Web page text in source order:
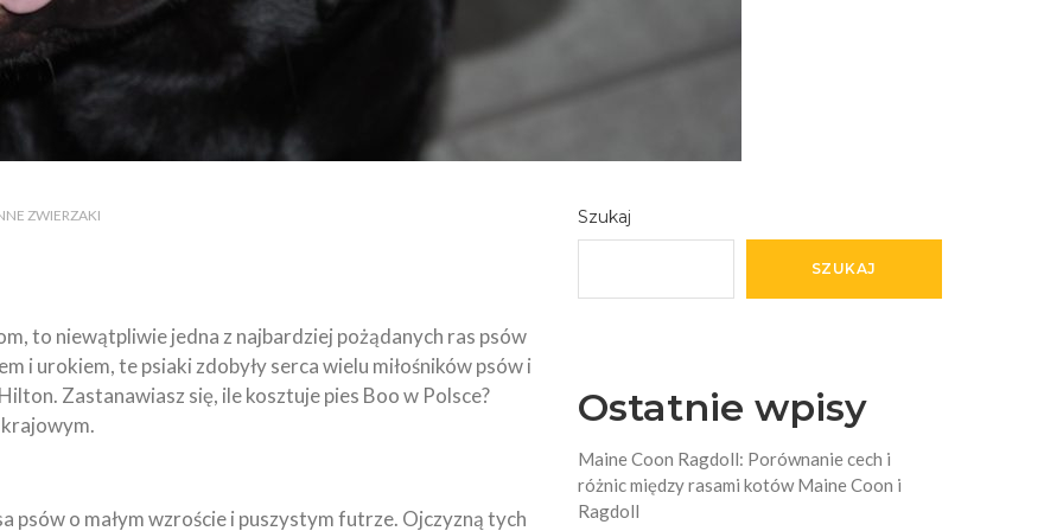
ZWIERZAKI
to niewątpliwie jedna z najbardziej pożądanych ras psów
i urokiem, te psiaki zdobyły serca wielu miłośników psów i
Zastanawiasz się, ile kosztuje pies Boo w Polsce?
psów o małym wzroście i puszystym futrze. Ojczyzną tych
Szukaj
SZUKAJ
Ostatnie wpisy
Maine Coon Ragdoll: Porównanie cech i
różnic między rasami kotów Maine Coon i
Ragdoll